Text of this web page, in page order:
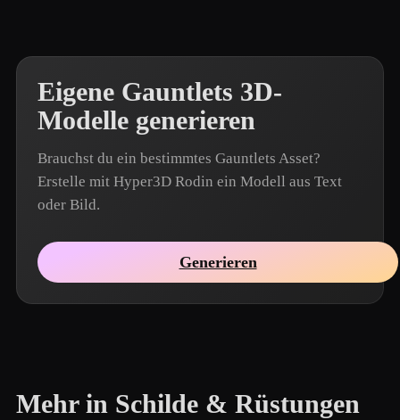
Eigene Gauntlets 3D-
Modelle generieren
Brauchst du ein bestimmtes Gauntlets Asset?
Erstelle mit Hyper3D Rodin ein Modell aus Text
oder Bild.
Generieren
Mehr in Schilde & Rüstungen